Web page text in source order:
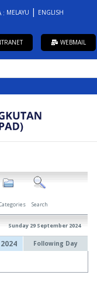
: MELAYU ENGLISH
WEBMAIL
Search
Sunday 29 September 2024
Following Day